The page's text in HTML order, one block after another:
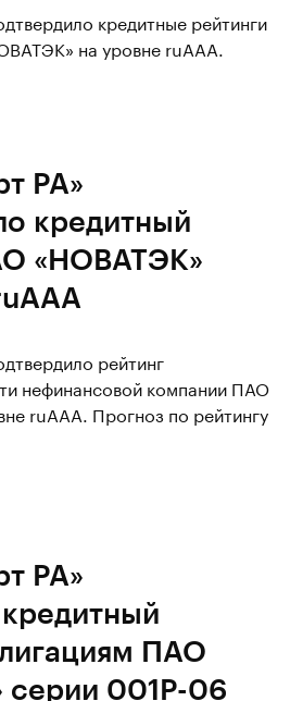
кредитные рейтинги
на уровне ruAAA.
РА»
кредитный
«НОВАТЭК»
рейтинг
нефинансовой компании ПАО
ruAAА. Прогноз по рейтингу
РА»
ПАО
серии 001Р-06